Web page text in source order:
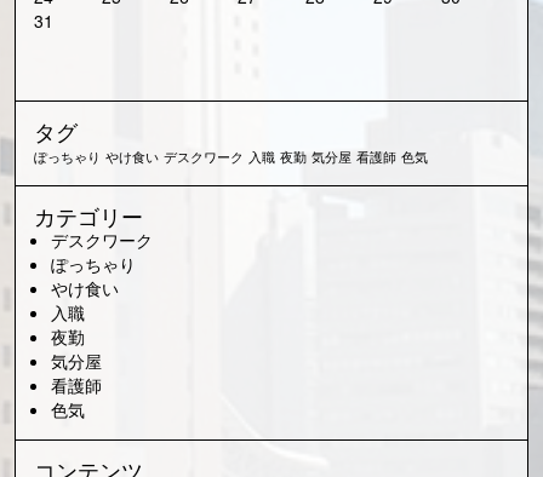
31
タグ
ぽっちゃり やけ食い デスクワーク 入職 夜勤 気分屋 看護師 色気
カテゴリー
デスクワーク
ぽっちゃり
やけ食い
入職
夜勤
気分屋
看護師
色気
コンテンツ